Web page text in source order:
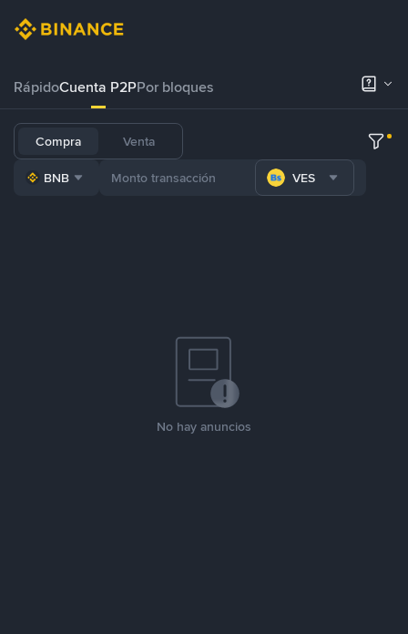
RápidoCuenta P2PPor bloques
Compra Venta
BNB VES
No hay anuncios